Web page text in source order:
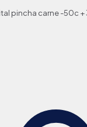
pincha carne -50c